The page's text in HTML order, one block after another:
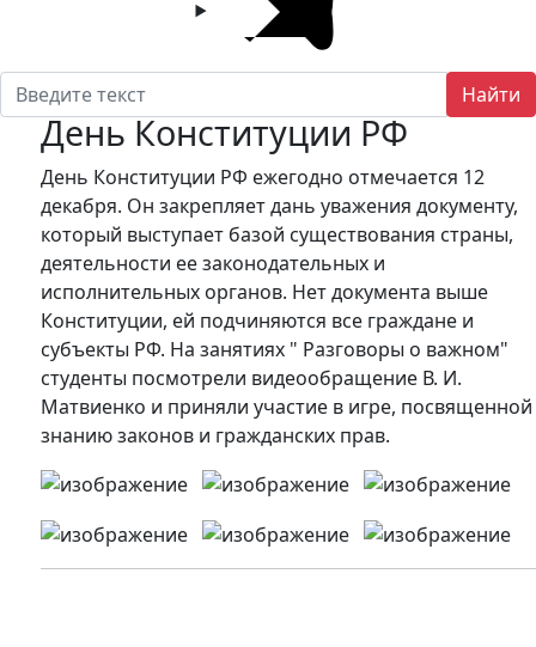
Найти
День Конституции РФ
День Конституции РФ ежегодно отмечается 12
декабря. Он закрепляет дань уважения документу,
который выступает базой существования страны,
деятельности ее законодательных и
исполнительных органов. Нет документа выше
Конституции, ей подчиняются все граждане и
субъекты РФ. На занятиях " Разговоры о важном"
студенты посмотрели видеообращение В. И.
Матвиенко и приняли участие в игре, посвященной
знанию законов и гражданских прав.